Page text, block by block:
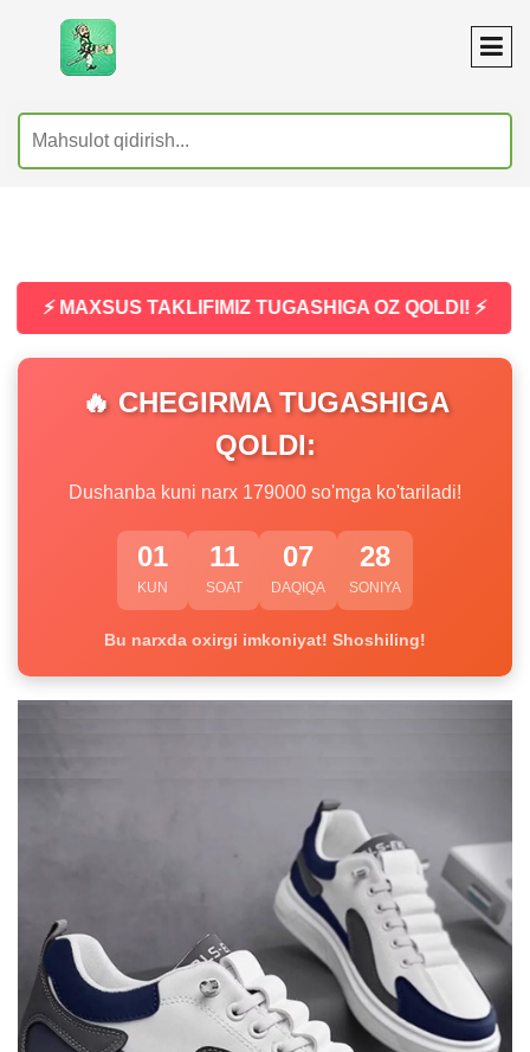
⚡ MAXSUS TAKLIFIMIZ TUGASHIGA OZ QOLDI! ⚡
🔥 CHEGIRMA TUGASHIGA
QOLDI:
Dushanba kuni narx 179000 so'mga ko'tariladi!
01
KUN
11
SOAT
07
DAQIQA
27
SONIYA
Bu narxda oxirgi imkoniyat! Shoshiling!